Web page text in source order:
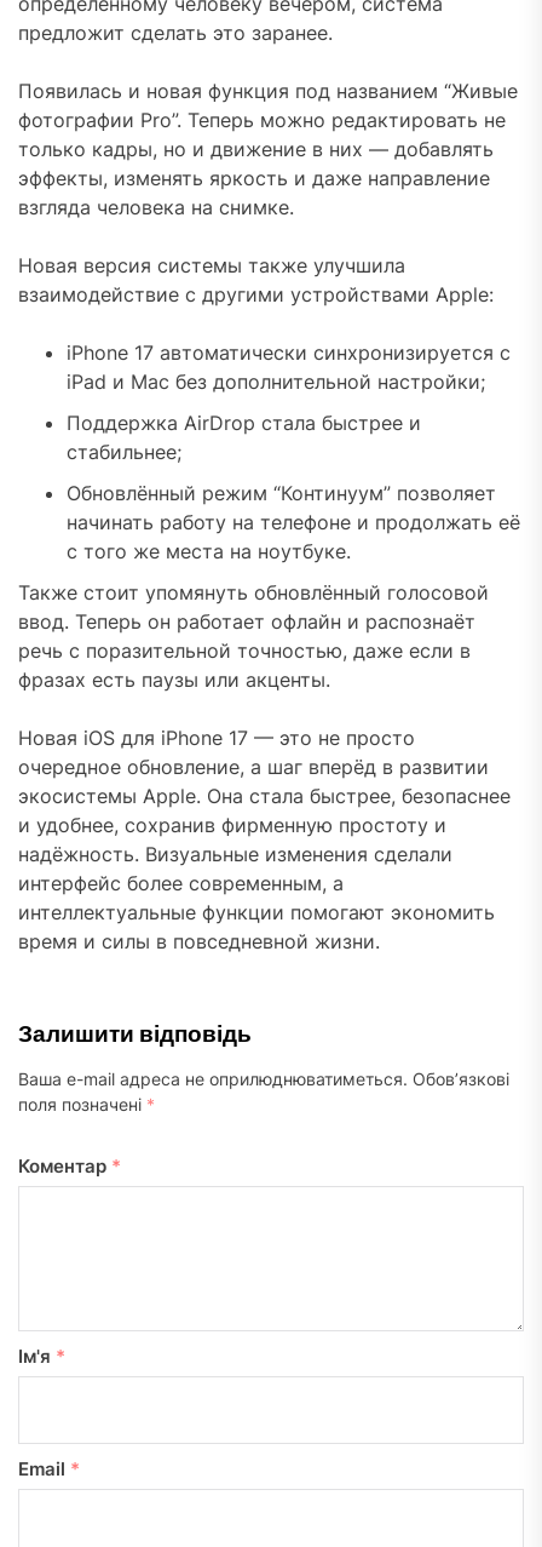
предложит сделать это заранее.
Появилась и новая функция под названием “Живые
фотографии Pro”. Теперь можно редактировать не
только кадры, но и движение в них — добавлять
эффекты, изменять яркость и даже направление
взгляда человека на снимке.
Новая версия системы также улучшила
взаимодействие с другими устройствами Apple:
iPhone 17 автоматически синхронизируется с
iPad и Mac без дополнительной настройки;
Поддержка AirDrop стала быстрее и
стабильнее;
Обновлённый режим “Континуум” позволяет
начинать работу на телефоне и продолжать её
с того же места на ноутбуке.
Также стоит упомянуть обновлённый голосовой
ввод. Теперь он работает офлайн и распознаёт
речь с поразительной точностью, даже если в
фразах есть паузы или акценты.
Новая iOS для iPhone 17 — это не просто
очередное обновление, а шаг вперёд в развитии
экосистемы Apple. Она стала быстрее, безопаснее
и удобнее, сохранив фирменную простоту и
надёжность. Визуальные изменения сделали
интерфейс более современным, а
интеллектуальные функции помогают экономить
время и силы в повседневной жизни.
Залишити відповідь
Ваша e-mail адреса не оприлюднюватиметься. Обов’язкові
поля позначені *
Коментар *
Ім'я *
Email *